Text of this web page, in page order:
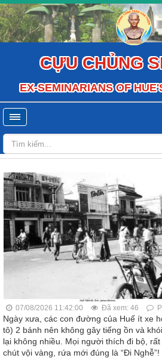
CỰU CHỦNG
EX-SEMINARIANS OF
07/08/2026 11:42:00 Đã xem: 46
Ngày xưa, các con đường của Huế ít xe
tô) 2 bánh nên không gây tiếng ồn và
lại không nhiều. Mọi người thích đi bộ,
chút vội vàng, rứa mới đúng là “Đi Nghễ”!